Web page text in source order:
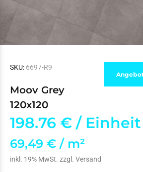
SKU: 6697-R9
Moov Grey
120x120
198.76 € / Einheit
69,49 € / m²
inkl. 19% MwSt. zzgl. Versand